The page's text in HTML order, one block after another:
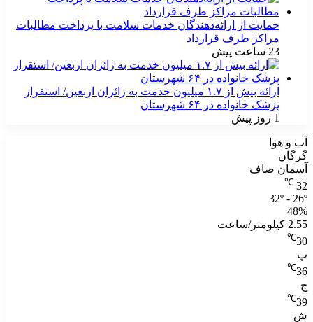
حمایت از ارائه‌دهندگان خدمات سلامت با پرداخت مطالبات
مراکز طرف قرارداد
23 ساعت پیش
ارائه بیش از ۱.۷ میلیون خدمت به زائران اربعین/ استقرار
پزشک خانواده در ۶۴ شهرستان
1 روز پیش
آب و هوا
گرگان
آسمان صاف
32
℃
32º - 26º
48%
2.55 کیلومتر/ساعت
30
℃
پ
36
℃
ج
39
℃
ش